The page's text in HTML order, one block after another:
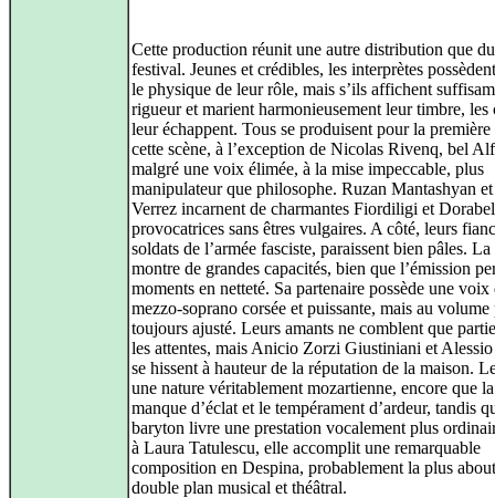
Cette production réunit une autre distribution que
festival. Jeunes et crédibles, les interprètes
le physique de leur rôle, mais s’ils affichent
rigueur et marient harmonieusement leur timbre, les
leur échappent. Tous se produisent pour la
cette scène, à l’exception de Nicolas Rivenq, bel
malgré une voix élimée, à la mise impeccable, plus
manipulateur que philosophe. Ruzan Mantashyan
Verrez incarnent de charmantes Fiordiligi et
provocatrices sans êtres vulgaires. A côté, leurs
soldats de l’armée fasciste, paraissent bien pâles.
montre de grandes capacités, bien que l’émission
moments en netteté. Sa partenaire possède une voix
mezzo-soprano corsée et puissante, mais au volume
toujours ajusté. Leurs amants ne comblent que
les attentes, mais Anicio Zorzi Giustiniani et
se hissent à hauteur de la réputation de la maison.
une nature véritablement mozartienne, encore que
manque d’éclat et le tempérament d’ardeur, tandis
baryton livre une prestation vocalement plus
à Laura Tatulescu, elle accomplit une remarquable
composition en Despina, probablement la plus
double plan musical et théâtral.